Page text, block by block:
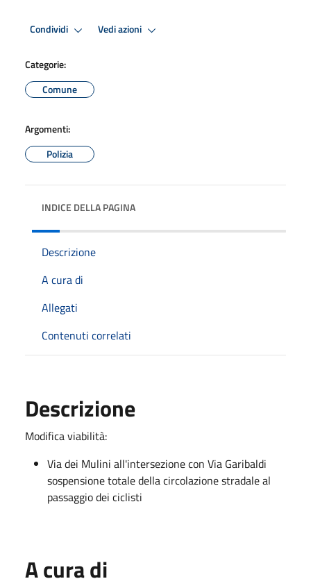
Condividi Vedi azioni
Categorie:
Comune
Argomenti:
Polizia
INDICE DELLA PAGINA
Descrizione
A cura di
Allegati
Contenuti correlati
Descrizione
Modifica viabilità:
Via dei Mulini all'intersezione con Via Garibaldi
sospensione totale della circolazione stradale al
passaggio dei ciclisti
A cura di